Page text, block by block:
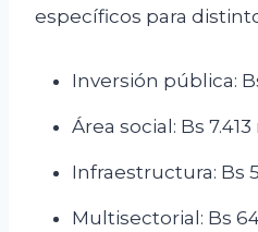
específicos para
Inversión pública:
Área social: Bs
Infraestructura: Bs
Multisectorial: Bs